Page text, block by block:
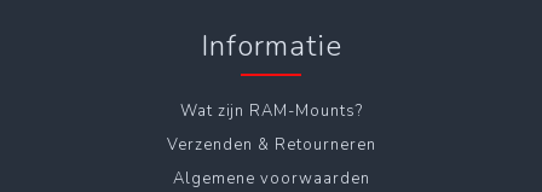
Informatie
Wat zijn RAM-Mounts?
Verzenden & Retourneren
Algemene voorwaarden